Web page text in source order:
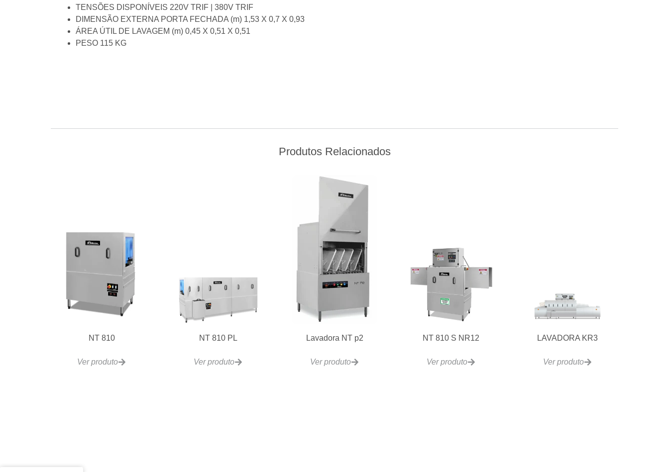
TENSÕES DISPONÍVEIS 220V TRIF | 380V TRIF
DIMENSÃO EXTERNA PORTA FECHADA (m) 1,53 X 0,7 X 0,93
ÁREA ÚTIL DE LAVAGEM (m) 0,45 X 0,51 X 0,51
PESO 115 KG
Produtos Relacionados
NT 810
Ver produto
NT 810 PL
Ver produto
Lavadora NT p2
Ver produto
NT 810 S NR12
Ver produto
LAVADORA KR3
Ver produto